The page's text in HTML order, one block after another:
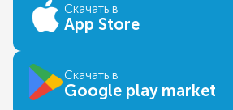
Скачать в
App Store
Скачать в
Google play market